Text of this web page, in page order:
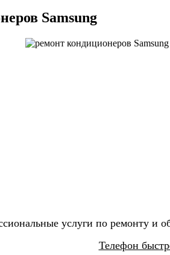
Samsung
услуги по ремонту и
Телефон